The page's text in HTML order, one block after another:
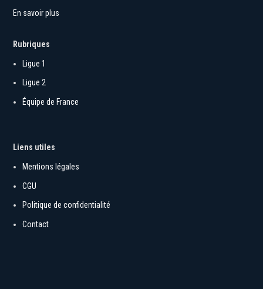
En savoir plus
Rubriques
Ligue 1
Ligue 2
Équipe de France
Liens utiles
Mentions légales
CGU
Politique de confidentialité
Contact